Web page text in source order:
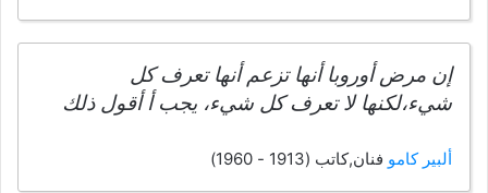
إن مرض أوروبا أنها تزعم أنها تعرف كل
شيء،لكنها لا تعرف كل شيء، يجب أ أقول ذلك
ألبير كامو فنان,كاتب (1913 - 1960)